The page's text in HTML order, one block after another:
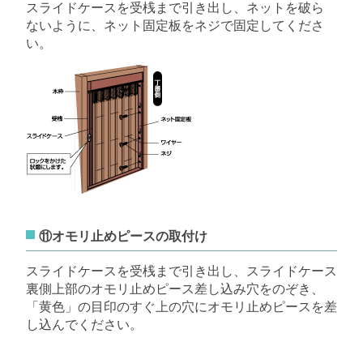
スライドケースを受桟まで引き出し、ネットを破ら
ないように、ネット固定板をネジで固定してくださ
い。
⑪オモリ止めピースの取付け
スライドケースを受桟まで引き出し、スライドケース
裏側上部のオモリ止めピース差し込み穴をのぞき、
「黄色」の目印のすぐ上の穴にオモリ止めピースを差
し込んでください。